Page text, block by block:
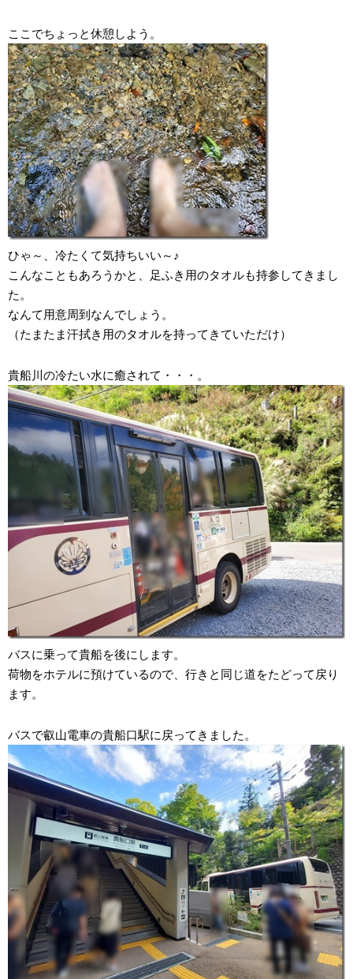
ここでちょっと休憩しよう。
ひゃ～、冷たくて気持ちいい～♪
こんなこともあろうかと、足ふき用のタオルも持参してきまし
た。
なんて用意周到なんでしょう。
（たまたま汗拭き用のタオルを持ってきていただけ）
貴船川の冷たい水に癒されて・・・。
バスに乗って貴船を後にします。
荷物をホテルに預けているので、行きと同じ道をたどって戻り
ます。
バスで叡山電車の貴船口駅に戻ってきました。